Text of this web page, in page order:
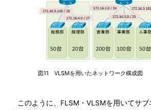
図11 VLSMを用いたネットワーク構成図
このように、FLSM・VLSMを用いてサブ